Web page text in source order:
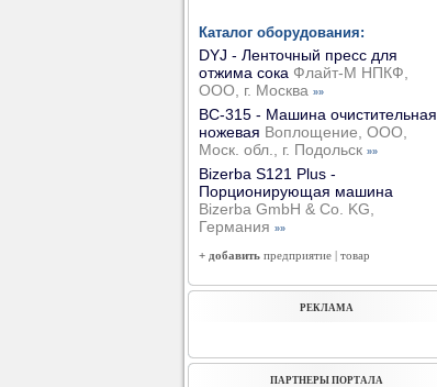
Каталог оборудования:
DYJ - Ленточный пресс для
отжима сока Флайт-М НПКФ,
ООО, г. Москва »»
ВС-315 - Машина очистительная
ножевая Воплощение, ООО,
Моск. обл., г. Подольск »»
Bizerba S121 Plus -
Порционирующая машина
Bizerba GmbH & Co. KG,
Германия »»
+ добавить предприятие | товар
РЕКЛАМА
ПАРТНЕРЫ ПОРТАЛА